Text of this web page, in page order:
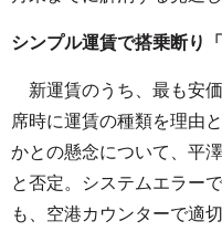
シンプル運賃で搭乗断り「
新運賃のうち、最も安
席時に運賃の種類を理由
かとの懸念について、平
と否定。システムエラー
も、空港カウンターで適